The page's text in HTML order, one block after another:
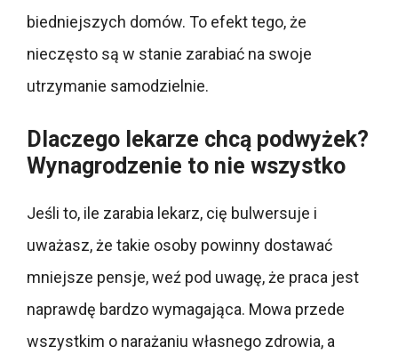
biedniejszych domów. To efekt tego, że
nieczęsto są w stanie zarabiać na swoje
utrzymanie samodzielnie.
Dlaczego lekarze chcą podwyżek?
Wynagrodzenie to nie wszystko
Jeśli to, ile zarabia lekarz, cię bulwersuje i
uważasz, że takie osoby powinny dostawać
mniejsze pensje, weź pod uwagę, że praca jest
naprawdę bardzo wymagająca. Mowa przede
wszystkim o narażaniu własnego zdrowia, a